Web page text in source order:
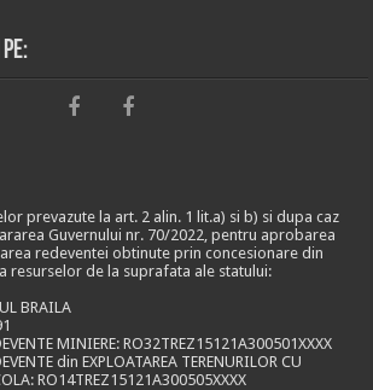
prevazute la art. 2 alin. 1 lit.a) si b) si dupa caz
Guvernului nr. 70/2022, pentru aprobarea
redeventei obtinute prin concesionare din
resurselor de la suprafata ale statului:
BRAILA
MINIERE: RO32TREZ15121A300501XXXX
din EXPLOATAREA TERENURILOR CU
RO14TREZ15121A300505XXXX